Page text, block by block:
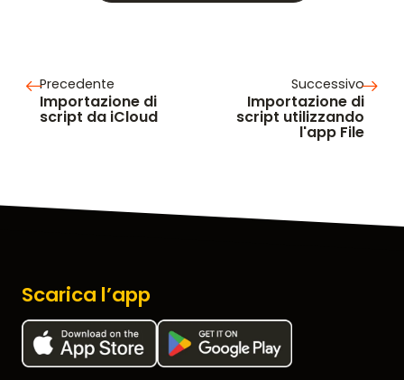
Precedente
Importazione di
script da iCloud
Successivo
Importazione di
script utilizzando
l'app File
Scarica l’app